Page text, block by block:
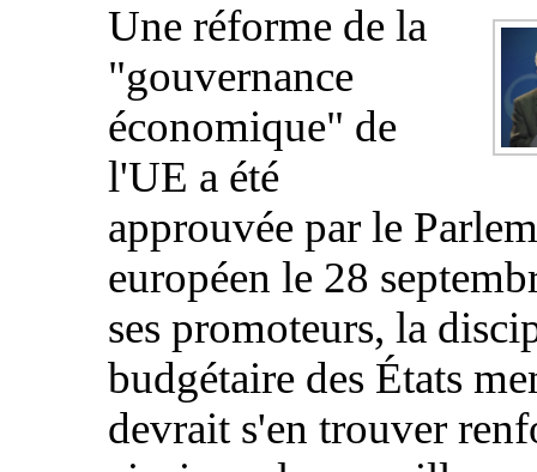
Une réforme de la
"gouvernance
économique" de
l'UE a été
approuvée par le
européen le 28
ses promoteurs, la
budgétaire des États
devrait s'en trouver